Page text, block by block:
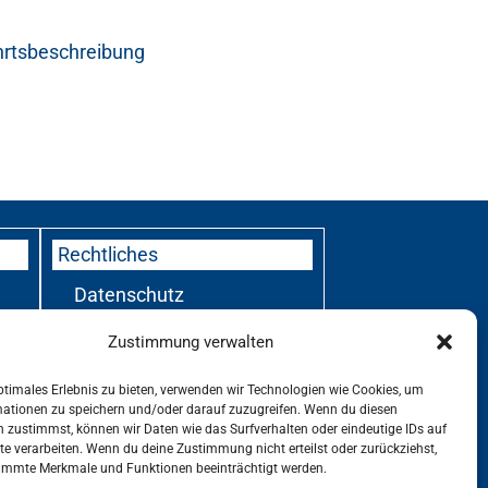
Zustimmung verwalten
Erlebnis zu bieten, verwenden wir Technologien wie Cookies, um
zu speichern und/oder darauf zuzugreifen. Wenn du diesen
zustimmst, können wir Daten wie das Surfverhalten oder eindeutige IDs auf
verarbeiten. Wenn du deine Zustimmung nicht erteilst oder zurückziehst,
Merkmale und Funktionen beeinträchtigt werden.
Rechtliches
Datenschutz
Impressum